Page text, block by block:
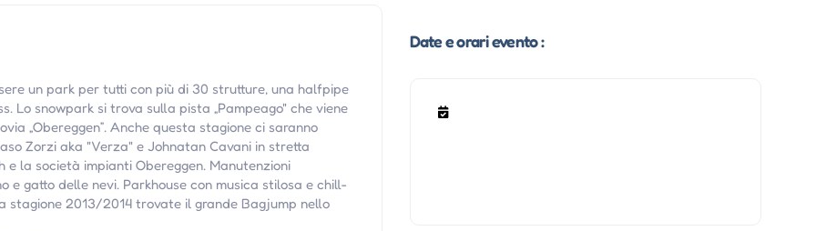
un park per tutti con più di 30 strutture, una halfpipe
Lo snowpark si trova sulla pista „Pampeago" che viene
„Obereggen”. Anche questa stagione ci saranno
Zorzi aka "Verza" e Johnatan Cavani in stretta
e la società impianti Obereggen. Manutenzioni
e gatto delle nevi. Parkhouse con musica stilosa e chill-
stagione 2013/2014 trovate il grande Bagjump nello
Date e orari evento :